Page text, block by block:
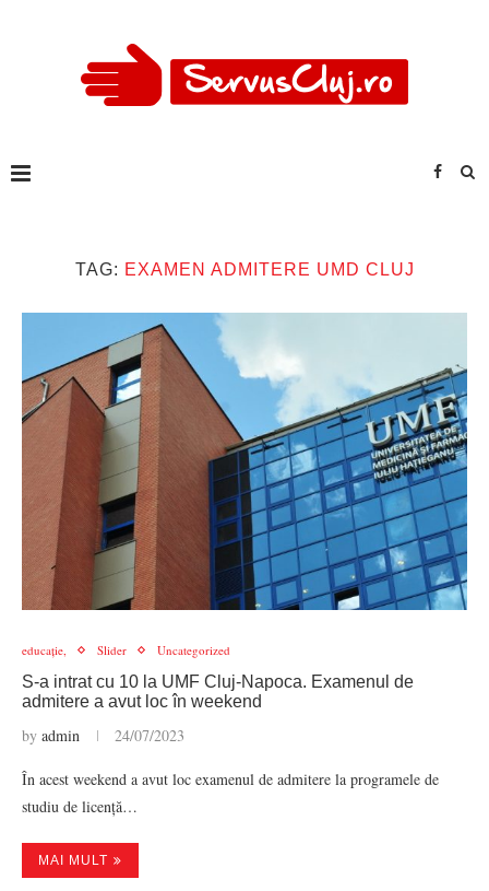
TAG: EXAMEN ADMITERE UMD CLUJ
educație, Slider Uncategorized
S-a intrat cu 10 la UMF Cluj-Napoca. Examenul de
admitere a avut loc în weekend
by admin 24/07/2023
În acest weekend a avut loc examenul de admitere la programele de
studiu de licență…
MAI MULT